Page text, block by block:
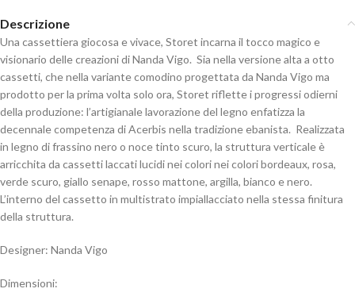
Descrizione
Una cassettiera giocosa e vivace, Storet incarna il tocco magico e
visionario delle creazioni di Nanda Vigo. Sia nella versione alta a otto
cassetti, che nella variante comodino progettata da Nanda Vigo ma
prodotto per la prima volta solo ora, Storet riflette i progressi odierni
della produzione: l’artigianale lavorazione del legno enfatizza la
decennale competenza di Acerbis nella tradizione ebanista. Realizzata
in legno di frassino nero o noce tinto scuro, la struttura verticale è
arricchita da cassetti laccati lucidi nei colori nei colori bordeaux, rosa,
verde scuro, giallo senape, rosso mattone, argilla, bianco e nero.
L’interno del cassetto in multistrato impiallacciato nella stessa finitura
della struttura.
Designer: Nanda Vigo
Dimensioni: